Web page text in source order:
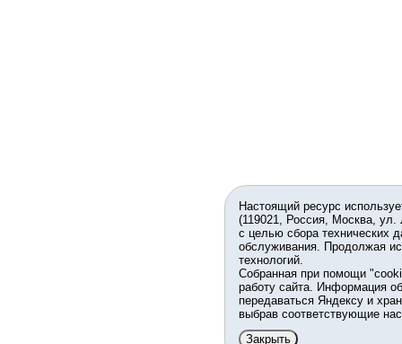
Настоящий ресурс
(119021, Россия, Москва,
с целью сбора технических
обслуживания. Продолжая
технологий.
Собранная при помощи
работу сайта. Информация
передаваться Яндексу и
выбрав соответствующие
Закрыть